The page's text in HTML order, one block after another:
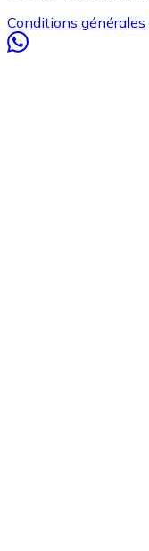
Conditions générales